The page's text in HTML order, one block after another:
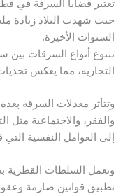
تعتبر قضايا السرقة في
حيث شهدت البلاد زيادة
السنوات الأخيرة.
تتنوع أنواع السرقات بين
التجارية، مما يعكس
وتتأثر معدلات السرقة
والفقر، والاجتماعية مثل
إلى العوامل النفسية التي
وتعمل السلطات القطرية
تطبيق قوانين صارمة